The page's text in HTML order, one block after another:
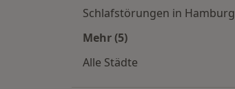
Schlafstörungen in Hamburg
Mehr (5)
Alle Städte